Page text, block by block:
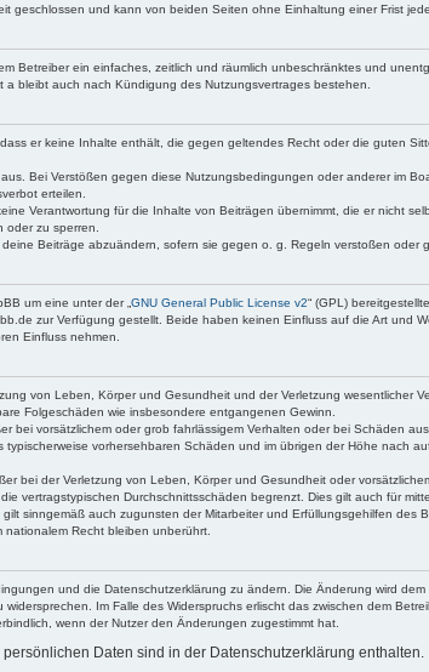
geschlossen und kann von beiden Seiten ohne Einhaltung einer Frist
Betreiber ein einfaches, zeitlich und räumlich unbeschränktes und
bleibt auch nach Kündigung des Nutzungsvertrages bestehen.
er keine Inhalte enthält, die gegen geltendes Recht oder die guten
Bei Verstößen gegen diese Nutzungsbedingungen oder anderer im
erteilen.
Verantwortung für die Inhalte von Beiträgen übernimmt, die er nicht
zu sperren.
Beiträge abzuändern, sofern sie gegen o. g. Regeln verstoßen oder
um eine unter der „ GNU General Public License v2“ (GPL)
zur Verfügung gestellt. Beide haben keinen Einfluss auf die Art
Einfluss nehmen.
von Leben, Körper und Gesundheit und der Verletzung wesentlicher
Folgeschäden wie insbesondere entgangenen Gewinn.
bei vorsätzlichem oder grob fahrlässigem Verhalten oder bei Schäden
typischerweise vorhersehbaren Schäden und im übrigen der Höhe nach
bei der Verletzung von Leben, Körper und Gesundheit oder
vertragstypischen Durchschnittsschäden begrenzt. Dies gilt auch für
sinngemäß auch zugunsten der Mitarbeiter und Erfüllungsgehilfen des
Recht bleiben unberührt.
und die Datenschutzerklärung zu ändern. Die Änderung wird dem
Im Falle des Widerspruchs erlischt das zwischen dem
wenn der Nutzer den Änderungen zugestimmt hat.
Daten sind in der Datenschutzerklärung enthalten.